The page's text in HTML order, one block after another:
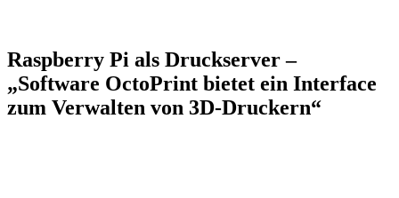
Raspberry Pi als Druckserver –
„Software OctoPrint bietet ein Interface
zum Verwalten von 3D-Druckern“